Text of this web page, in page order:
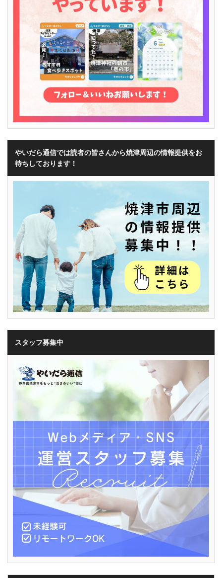
やいだら通信では読者の皆さんから焼津周辺の情報提供をお
待ちしております！
スタッフ募集中